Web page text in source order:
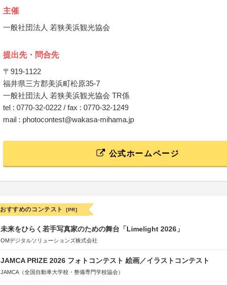
主催
一般社団法人 若狭美浜観光協会
提出先・問合先
〒919-1122
福井県三方郡美浜町松原35-7
一般社団法人 若狭美浜観光協会 TR係
tel : 0770-32-0222 / fax : 0770-32-1249
mail : photocontest@wakasa-mihama.jp
公式ホームページ
おすすめのコンテスト [PR]
未来をひらく若手写真家のための舞台「Limelight 2026」
OMデジタルソリューションズ株式会社
JAMCA PRIZE 2026 フォトコンテスト 絵画／イラストコンテスト
JAMCA（全国自動車大学校・整備専門学校協会）